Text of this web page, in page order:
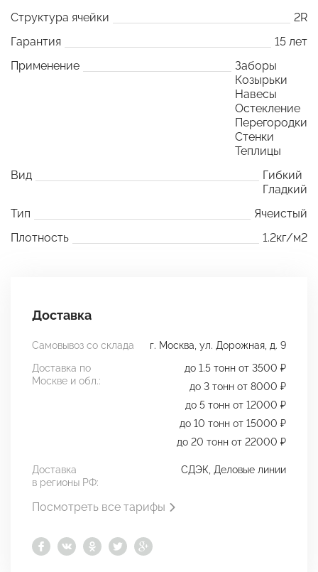
Структура ячейки
2R
Гарантия
15 лет
Применение
Заборы
Козырьки
Навесы
Остекление
Перегородки
Стенки
Теплицы
Вид
Гибкий
Гладкий
Тип
Ячеистый
Плотность
1.2кг/м2
Доставка
Самовывоз со склада
г. Москва, ул. Дорожная, д. 9
Доставка по
Москве и обл.:
до 1.5 тонн от 3500 ₽
до 3 тонн от 8000 ₽
до 5 тонн от 12000 ₽
до 10 тонн от 15000 ₽
до 20 тонн от 22000 ₽
Доставка
в регионы РФ:
СДЭК, Деловые линии
Посмотреть все тарифы